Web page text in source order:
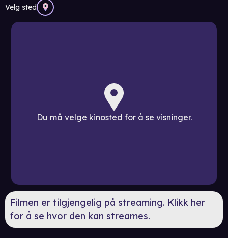
Velg sted
Du må velge kinosted for å se visninger.
Filmen er tilgjengelig på streaming. Klikk her
for å se hvor den kan streames.